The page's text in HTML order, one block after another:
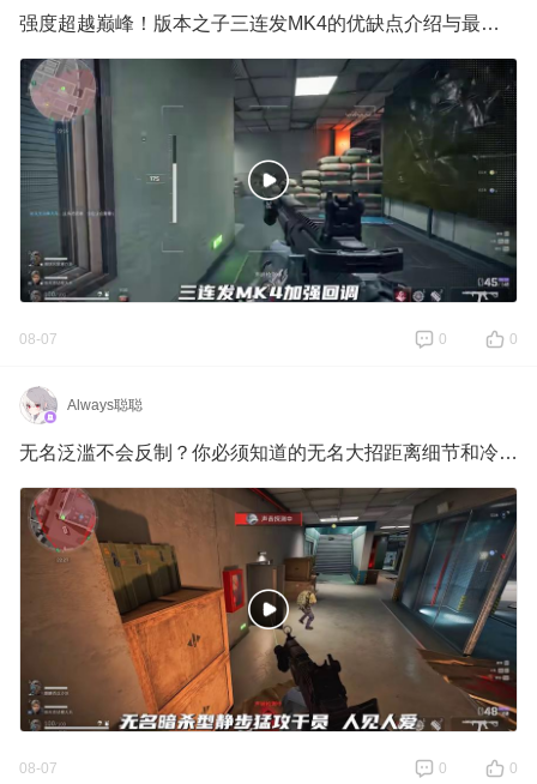
强度超越巅峰！版本之子三连发MK4的优缺点介绍与最强改法合集！
08-07 0 0
Always聪聪
无名泛滥不会反制？你必须知道的无名大招距离细节和冷门机制盘点！
08-07 0 0